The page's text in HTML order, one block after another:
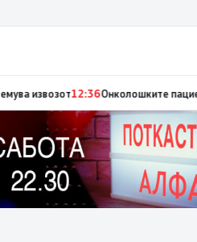
од 10,5 милијарди евра во